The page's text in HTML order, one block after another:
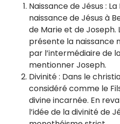
Naissance de Jésus :
naissance de Jésus à
de Marie et de Joseph.
présente la naissance
par l’intermédiaire de
mentionner Joseph.
Divinité : Dans le
considéré comme le
divine incarnée. En
l’idée de la divinité de